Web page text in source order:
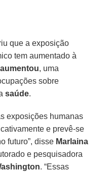
que a exposição
tem aumentado à
, uma
sobre
saúde.
exposições humanas
e prevê-se
futuro”, disse Marlaina
e pesquisadora
. “Essas